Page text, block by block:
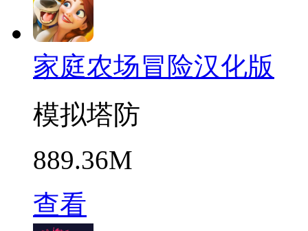
家庭农场冒险汉化版
模拟塔防
889.36M
查看